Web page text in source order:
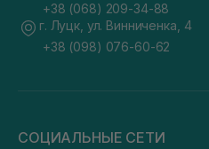
+38 (068) 209-34-88
г. Луцк, ул. Винниченка, 4
+38 (098) 076-60-62
СОЦИАЛЬНЫЕ СЕТИ